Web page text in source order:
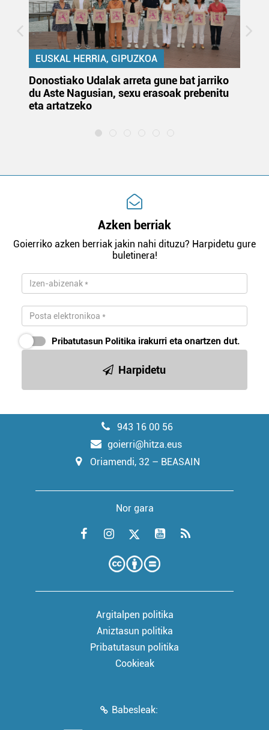
EUSKAL HERRIA, GIPUZKOA
Donostiako Udalak arreta gune bat jarriko
du Aste Nagusian, sexu erasoak prebenitu
eta artatzeko
Azken berriak
Goierriko azken berriak jakin nahi dituzu? Harpidetu gure
buletinera!
Pribatutasun Politika irakurri eta onartzen dut.
Harpidetu
943 16 00 56
goierri@hitza.eus
Oriamendi, 32 – BEASAIN
Nor gara
Argitalpen politika
Aniztasun politika
Pribatutasun politika
Cookieak
Babesleak: